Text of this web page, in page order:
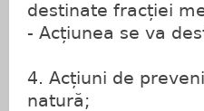
destinate fracției
- Acțiunea se va
4. Acțiuni de
natură;